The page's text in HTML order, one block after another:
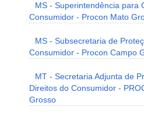
MS - Superintendência para
Consumidor - Procon Mato
MS - Subsecretaria de
Consumidor - Procon Campo
MT - Secretaria Adjunta de
Direitos do Consumidor -
Grosso